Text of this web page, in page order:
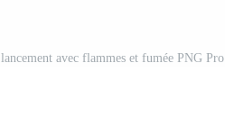
avec flammes et fumée PNG Pro